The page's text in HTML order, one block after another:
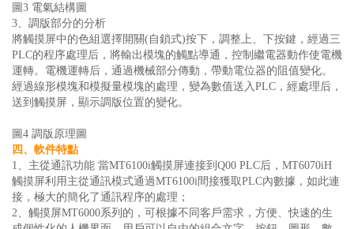
圖3 電氣結構圖
3、調版部分的分析
將觸摸屏中的色組選擇開關(自鎖式)按下，調整上、下按鍵，經過三
PLC的程序處理后，將輸出模塊的觸點導通，控制繼電器動作使電機
運轉。電機運轉后，通過機械部分傳動，帶動電位器的阻值變化。
經過線形模塊和模擬量模塊的處理，變為數值送入PLC，經處理后，
送到觸摸屏，顯示調版位置的變化。
圖4 調版原理圖
四、軟件特點
1、主從通訊功能 當MT6100i觸摸屏連接到Q00 PLC后，MT6070iH
觸摸屏利用主從通訊模式通過MT6100i間接獲取PLC內數據，如此連
接，極大的簡化了通訊程序的處理；
2、觸摸屏MT6000系列的，可根據不同客戶需求，方便、快速的生